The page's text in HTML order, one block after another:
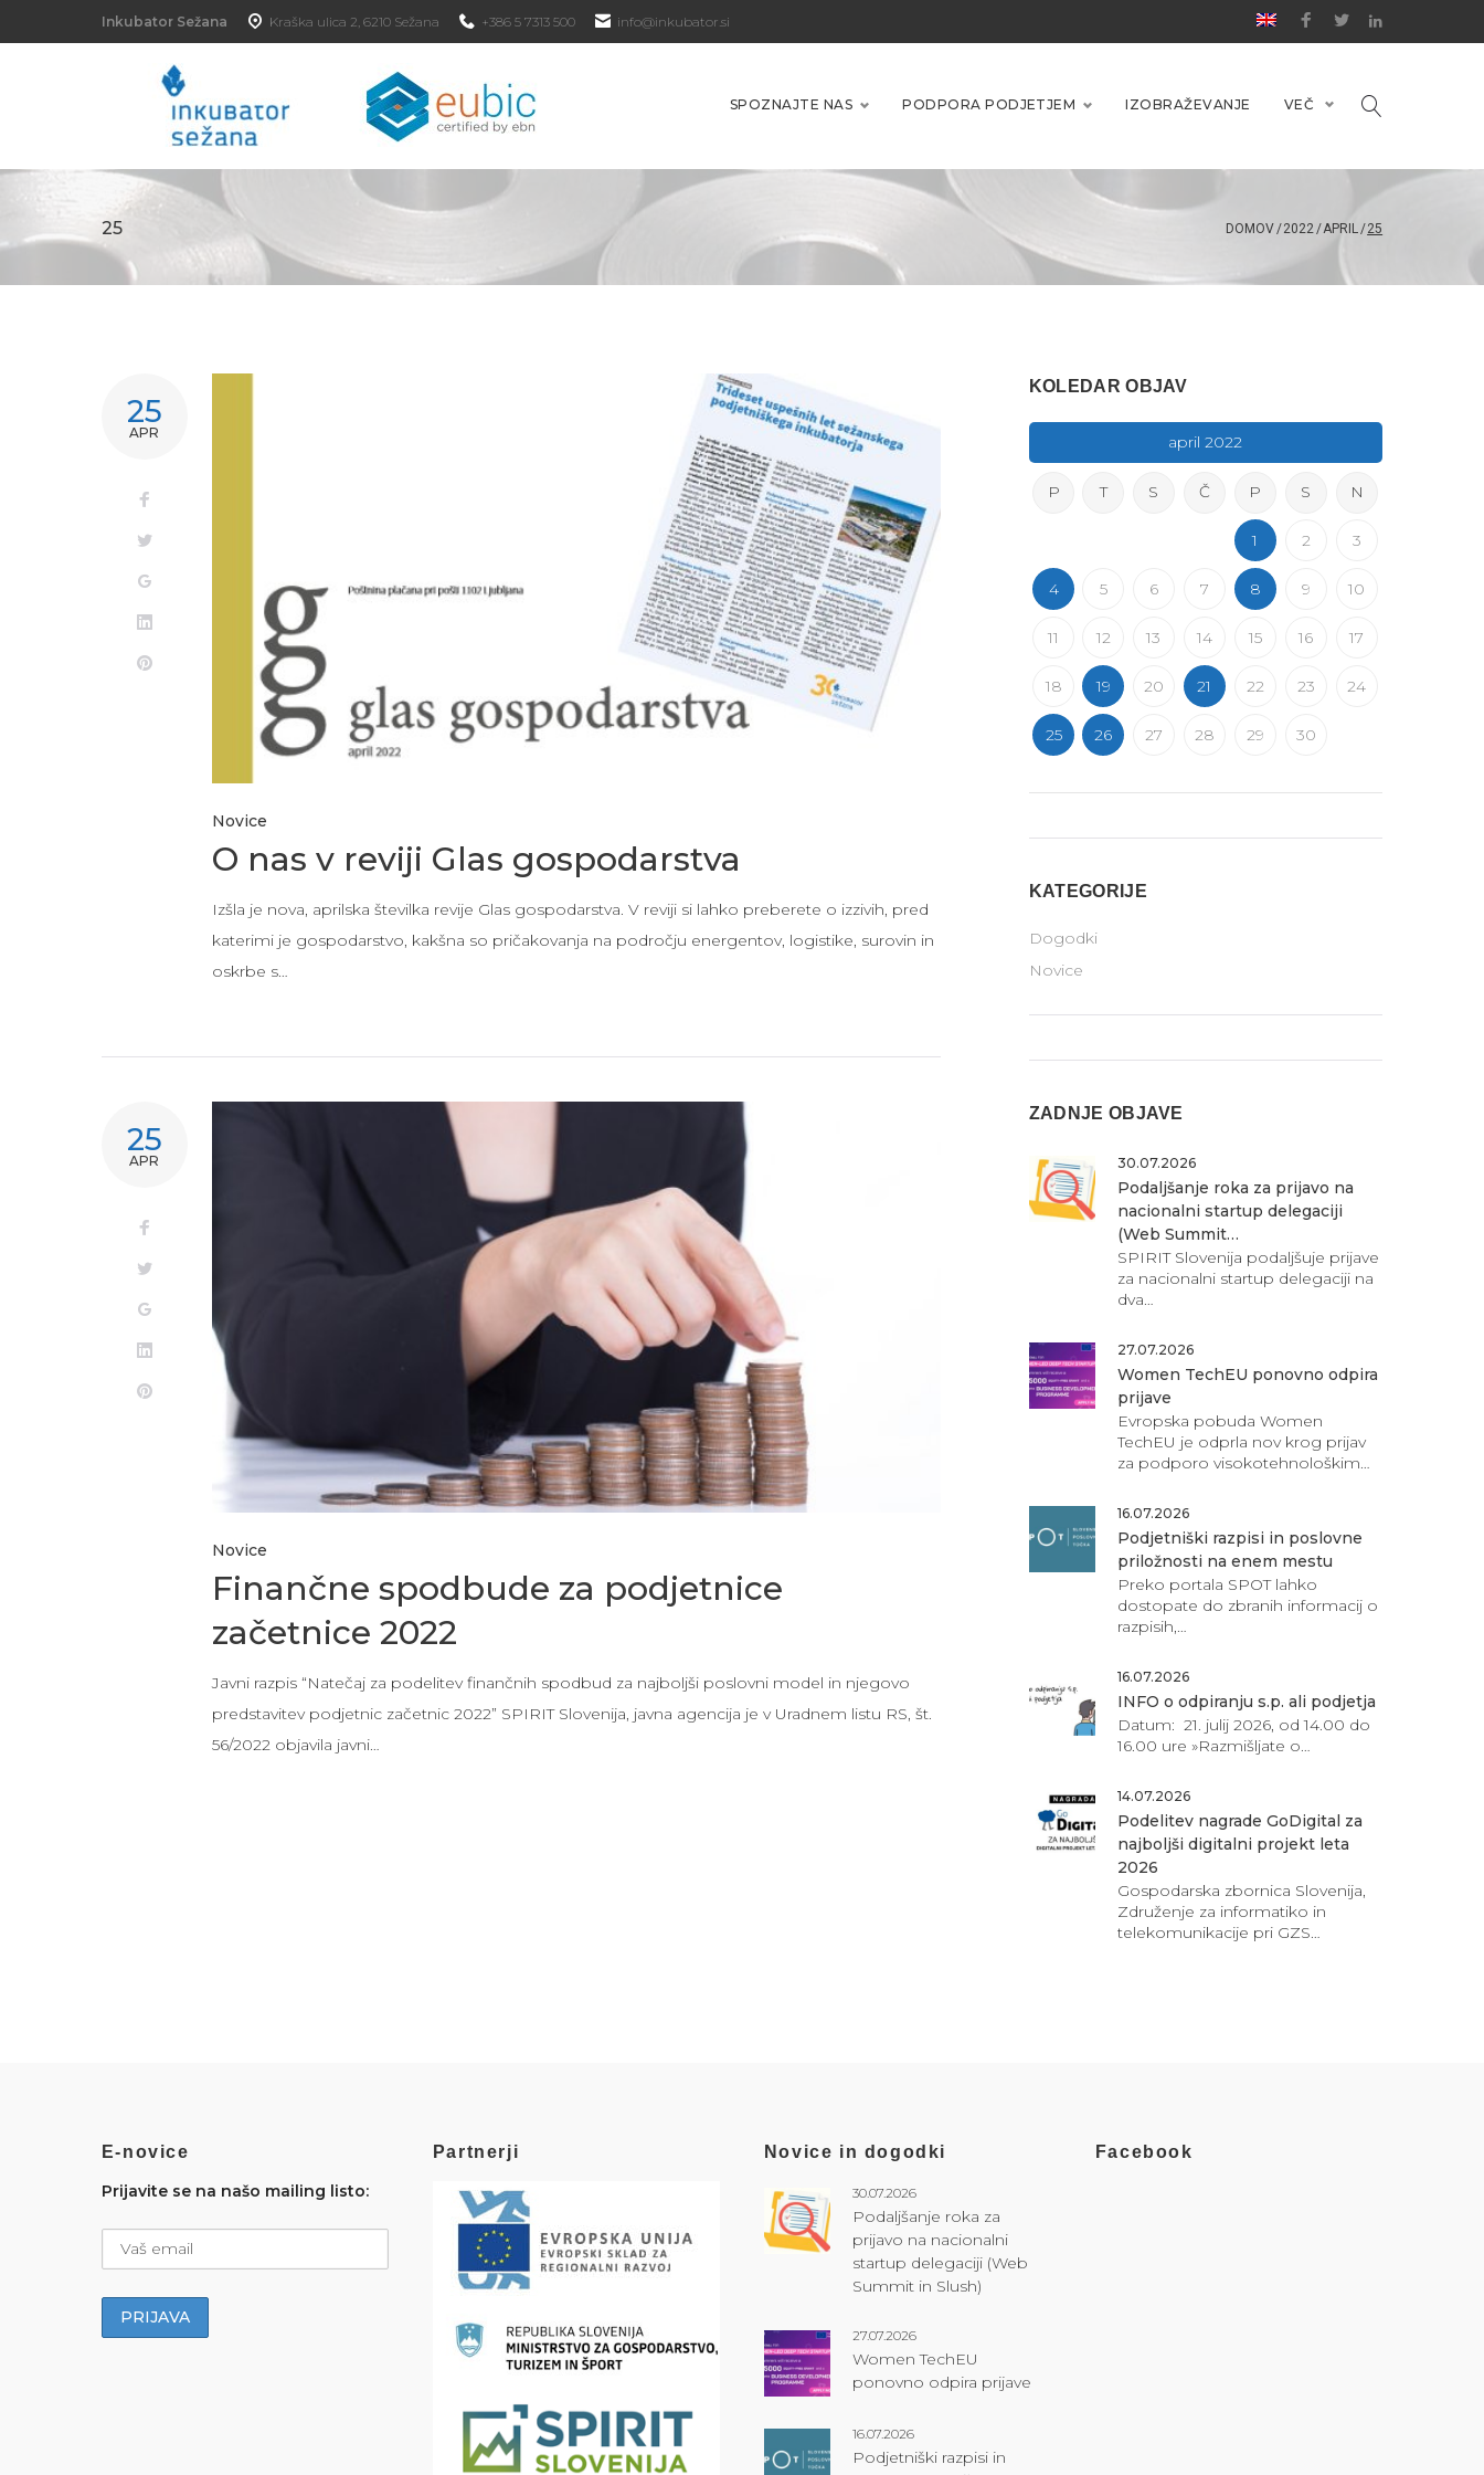
to
Inkubator Sežana Kraška ulica 2, 6210 Sežana +386 5 7313 500 info@inkubator.si Facebook
Twitter
Linkedin
SPOZNAJTE NAS PODPORA PODJETJEM IZOBRAŽEVANJE VEČ
25 DOMOV/2022/APRIL/25
DAN:
25.
APRILA,
2022
25
APR
Twitter
Pinterest
Novice
O nas v reviji Glas gospodarstva
Izšla je nova, aprilska številka revije Glas gospodarstva. V reviji si lahko preberete o izzivih, pred
katerimi je gospodarstvo, kakšna so pričakovanja na področju energentov, logistike, surovin in
oskrbe s…
25
APR
Twitter
LinkedIn
Pinterest
Novice
Finančne spodbude za podjetnice
začetnice 2022
Javni razpis “Natečaj za podelitev finančnih spodbud za najboljši poslovni model in njegovo
predstavitev podjetnic začetnic 2022” SPIRIT Slovenija, javna agencija je v Uradnem listu RS, št.
56/2022 objavila javni…
KOLEDAR OBJAV
april 2022
P T S Č P S N
1 2 3
4 5 6 7 8 9 10
11 12 13 14 15 16 17
18 19 20 21 22 23 24
25 26 27 28 29 30
KATEGORIJE
Dogodki
Novice
ZADNJE OBJAVE
30.07.2026
Podaljšanje roka za prijavo na
nacionalni startup delegaciji
(Web Summit…
SPIRIT Slovenija podaljšuje prijave
za nacionalni startup delegaciji na
dva…
27.07.2026
Women TechEU ponovno odpira
prijave
Evropska pobuda Women
TechEU je odprla nov krog prijav
za podporo visokotehnološkim…
16.07.2026
Podjetniški razpisi in poslovne
priložnosti na enem mestu
Preko portala SPOT lahko
dostopate do zbranih informacij o
razpisih,…
16.07.2026
INFO o odpiranju s.p. ali podjetja
Datum: 21. julij 2026, od 14.00 do
16.00 ure »Razmišljate o…
14.07.2026
Podelitev nagrade GoDigital za
najboljši digitalni projekt leta
2026
Gospodarska zbornica Slovenija,
Združenje za informatiko in
telekomunikacije pri GZS…
E-novice
Prijavite se na našo mailing listo:
Partnerji Novice in dogodki
30.07.2026
Podaljšanje roka za
prijavo na nacionalni
startup delegaciji (Web
Summit in Slush)
27.07.2026
Women TechEU
ponovno odpira prijave
16.07.2026
Podjetniški razpisi in
Facebook